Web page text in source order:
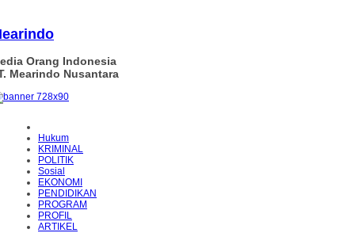
Orang Indonesia
Mearindo Nusantara
Hukum
KRIMINAL
POLITIK
Sosial
EKONOMI
PENDIDIKAN
PROGRAM
PROFIL
ARTIKEL